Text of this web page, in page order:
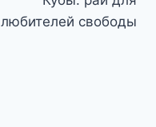
любителей свободы